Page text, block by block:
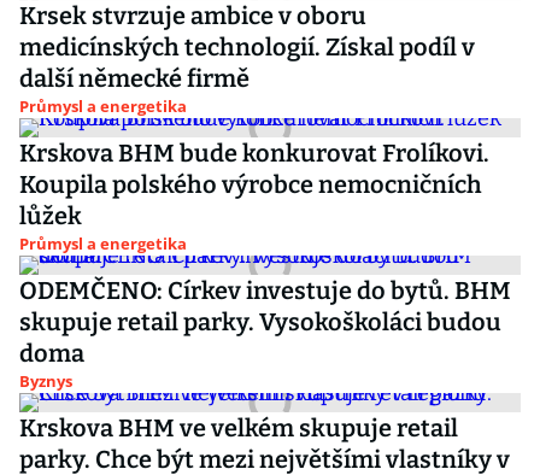
Krsek stvrzuje ambice v oboru
medicínských technologií. Získal podíl v
další německé firmě
Průmysl a energetika
Krskova BHM bude konkurovat Frolíkovi.
Koupila polského výrobce nemocničních
lůžek
Průmysl a energetika
ODEMČENO: Církev investuje do bytů. BHM
skupuje retail parky. Vysokoškoláci budou
doma
Byznys
Krskova BHM ve velkém skupuje retail
parky. Chce být mezi největšími vlastníky v